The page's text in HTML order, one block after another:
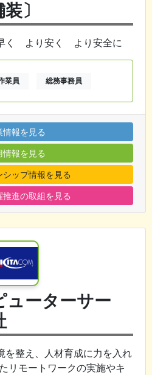
〕
く より安く より安全に
業員 総務事務員
情報を見る
情報を見る
シップ情報を見る
推進の取組を見る
ューターサー
を整え、人材育成に力を入れ
リモートワークの実施やキ